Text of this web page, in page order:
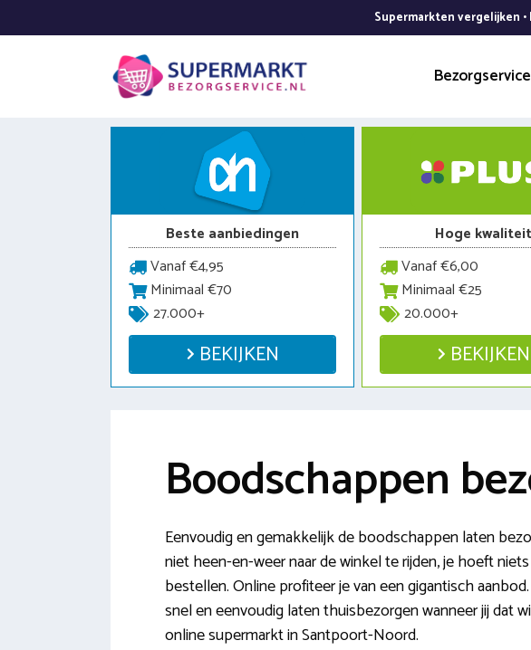
naar
Supermarkten vergelijken
Bezorgservice
Beste aanbiedingen
Vanaf €4,95
Minimaal €70
27.000+
BEKIJKEN
Hoge kwaliteit
Vanaf €6,00
Minimaal €25
20.000+
BEKIJKEN
Boodschappen
Eenvoudig en gemakkelijk de boodschappen laten
niet heen-en-weer naar de winkel te rijden, je hoeft
bestellen. Online profiteer je van een gigantisch
snel en eenvoudig laten thuisbezorgen wanneer jij dat
online supermarkt in Santpoort-Noord.